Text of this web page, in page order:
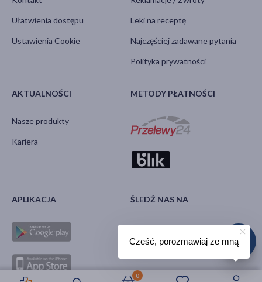
0
Ułatwienia dostępu
Ustawienia Cookie
Leki na receptę
Najczęściej zadawane pytania
Polityka prywatności
AKTUALNOŚCI
Nasze produkty
Kariera
METODY PŁATNOŚCI
APLIKACJA ŚLEDŹ NAS NA
Cześć, porozmawiaj ze mną